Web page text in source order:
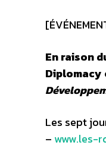
En raison
Les sept
– www.les-